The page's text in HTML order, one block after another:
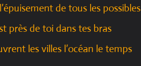
de tous les possibles
près de toi dans tes bras
les villes l’océan le temps